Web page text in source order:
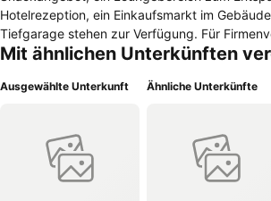
Hotelrezeption, ein Einkaufsmarkt im
Tiefgarage stehen zur Verfügung. Für
Seminare bietet das Hwest Hotel Hall ideale
Mit ähnlichen Unterkünften
Ausgewählte Unterkunft Ähnliche Unterkünfte